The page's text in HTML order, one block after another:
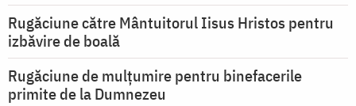
Rugăciune către Mântuitorul Iisus Hristos pentru
izbăvire de boală
Rugăciune de mulțumire pentru binefacerile
primite de la Dumnezeu